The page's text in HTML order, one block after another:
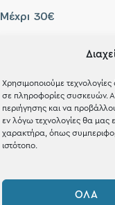
Χρησιμοποιούμε
σε πληροφορίες συσκευών.
περιήγησης και να
εν λόγω τεχνολογίες θα μας
χαρακτήρα, όπως
ιστότοπο.
ΌΛΑ
Μέχρι 30€